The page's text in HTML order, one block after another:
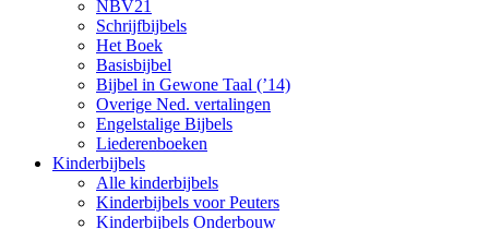
NBV21
Schrijfbijbels
Het Boek
Basisbijbel
Bijbel in Gewone Taal (’14)
Overige Ned. vertalingen
Engelstalige Bijbels
Liederenboeken
Kinderbijbels
Alle kinderbijbels
Kinderbijbels voor Peuters
Kinderbijbels Onderbouw